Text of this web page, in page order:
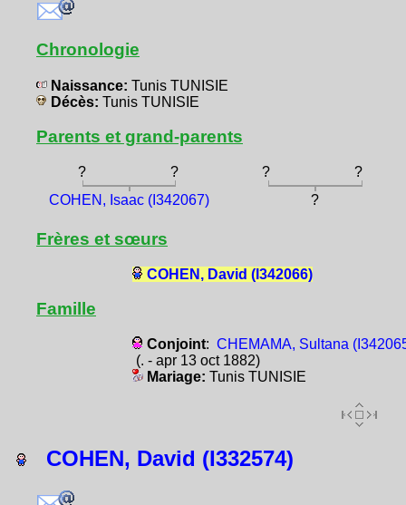
Chronologie
Naissance: Tunis TUNISIE
Décès: Tunis TUNISIE
Parents et grand-parents
? ? ?
?
COHEN, Isaac (I342067)
?
Frères et sœurs
COHEN, David (I342066)
Famille
Conjoint: CHEMAMA, Sultana
(. - apr 13 oct 1882)
Mariage: Tunis TUNISIE
COHEN, David (I332574)